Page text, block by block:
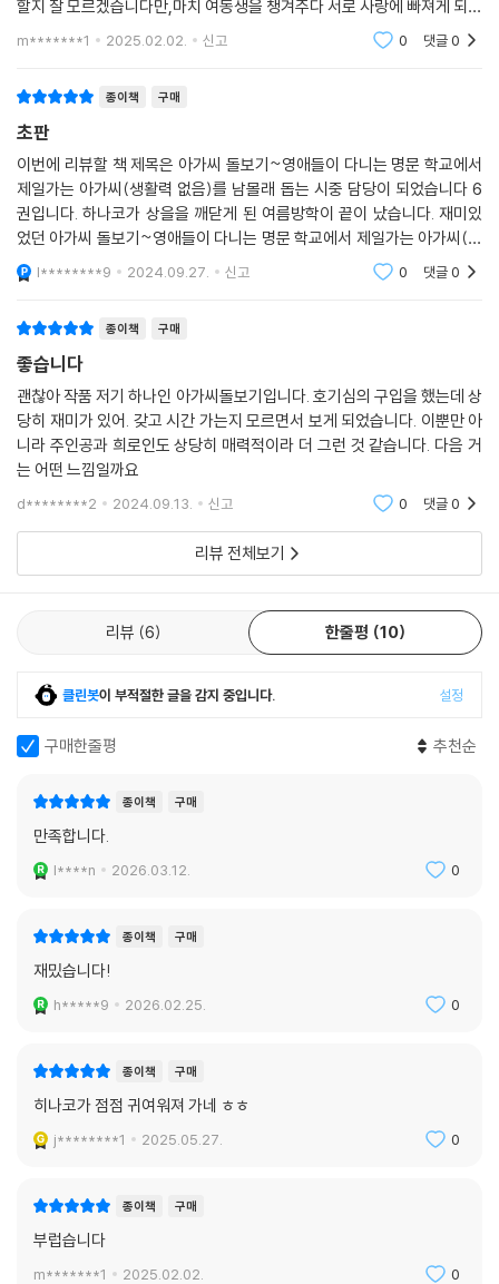
할지 잘 모르겠습니다만,마치 여동생을 챙겨주다 서로 사랑에 빠져게 되는
그런 감성과 비슷하다고나 할까요?물론 그게 친여동생이면 곤란하겠습니
m*******1 2025.02.02. 신고 0 댓글0
종이책 구매
초판
이번에 리뷰할 책 제목은 아가씨 돌보기~영애들이 다니는 명문 학교에서
제일가는 아가씨(생활력 없음)를 남몰래 돕는 시중 담당이 되었습니다 6
권입니다. 하나코가 상을을 깨닫게 된 여름방학이 끝이 났습니다. 재미있
었던 아가씨 돌보기~영애들이 다니는 명문 학교에서 제일가는 아가씨(생
활력 없음)를 남몰래 돕는 시중 담당이 되었습니다 6권이였습니다.
l********9 2024.09.27. 신고 0 댓글0
종이책 구매
좋습니다
괜찮아 작품 저기 하나인 아가씨돌보기입니다. 호기심의 구입을 했는데 상
당히 재미가 있어. 갖고 시간 가는지 모르면서 보게 되었습니다. 이뿐만 아
니라 주인공과 희로인도 상당히 매력적이라 더 그런 것 같습니다. 다음 거
는 어떤 느낌일까요
d********2 2024.09.13. 신고 0 댓글0
리뷰 전체보기
리뷰 6 한줄평 10
클린봇이 부적절한 글을 감지 중입니다. 설정
구매한줄평 추천순
종이책 구매
만족합니다.
l****n 2026.03.12. 0
종이책 구매
재밌습니다!
h*****9 2026.02.25. 0
종이책 구매
히나코가 점점 귀여워져 가네 ㅎㅎ
j********1 2025.05.27. 0
종이책 구매
부럽습니다
m*******1 2025.02.02. 0